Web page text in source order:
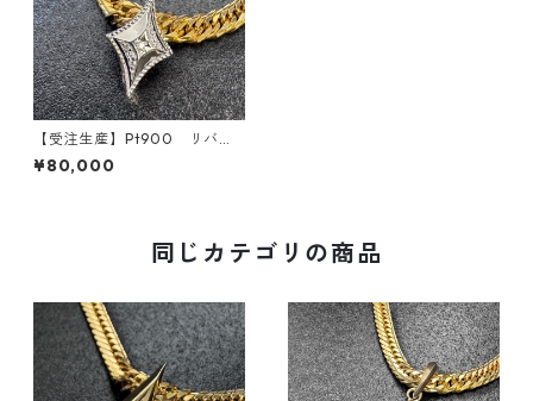
【受注生産】Pt900 リバー
シブルペンダント｜ ロンバス
コア｜30g喜平まで対応 2WA
¥80,000
同じカテゴリの商品